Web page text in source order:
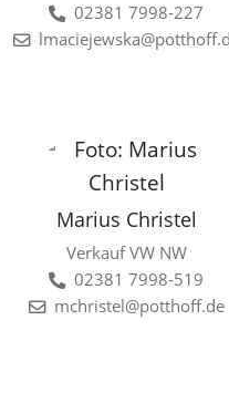
02381 7998-227
Marius Christel
Verkauf VW NW
02381 7998-519
mchristel@potthoff.de